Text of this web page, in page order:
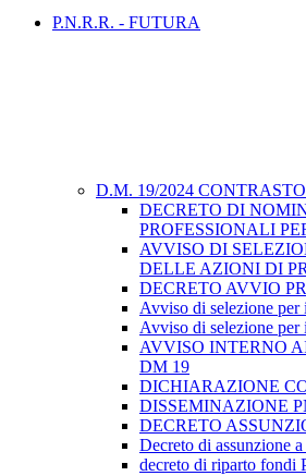
P.N.R.R. - FUTURA
D.M. 19/2024
DECRETO DI
PROFESSIONALI
AVVISO DI
DELLE AZIONI DI
DECRETO AVVIO
Avviso di selezione
Avviso di selezione
AVVISO INTERNO
DM 19
DICHIARAZIONE
DISSEMINAZIONE
DECRETO
Decreto di assunzione
decreto di riparto fondi